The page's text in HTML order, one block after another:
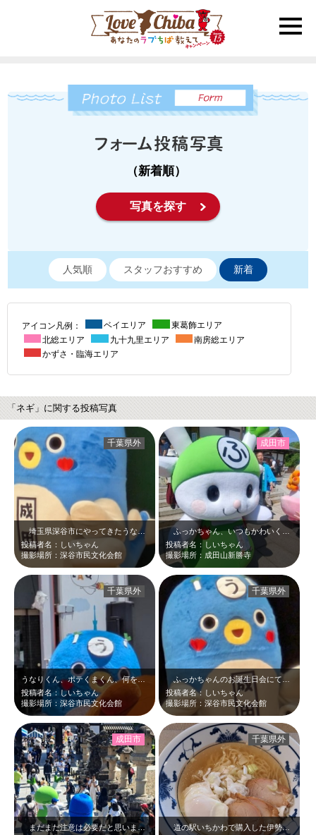
toggle
（新着順）
写真を探す
人気順 スタッフおすすめ 新着
アイコン凡例： ベイエリア
東葛飾エリア
北総エリア
九十九里エリア
南房総エリア
かずさ・臨海エリア
「ネギ」に関する投稿写真
埼玉県深谷市にやってきたうなりくん。お友だちのふっかちゃんのお誕生日を祝うた…
投稿者名：しいちゃん
撮影場所：深谷市民文化会館
千葉県外
ふっかちゃん、いつもかわいく、ファンサービス最高なのだ＼(^o^) ／また成…
投稿者名：しいちゃん
撮影場所：成田山新勝寺
成田市
うなりくん、ポテくまくん、何を話しているの？
投稿者名：しいちゃん
撮影場所：深谷市民文化会館
千葉県外
投稿者名：しいちゃん
撮影場所：深谷市民文化会館
千葉県外
まだまだ注意は必要だと思いますが、このようなハッピーハッピーなイベントがまた…
成田市
道の駅いちかわで購入した伊勢えびのラーメンを作りましたー＼(^o^) ／卵と…
千葉県外